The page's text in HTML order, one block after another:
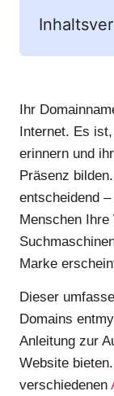
Ihr
Internet. Es
erinnern und
Präsenz
entscheidend
Menschen
Marke
Dieser
Domains
Anleitung zur
Website
verschiedenen